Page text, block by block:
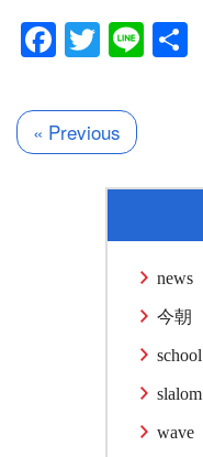
Facebook
Twitter
Line
« Previous
news
今朝
school
slalom
wave